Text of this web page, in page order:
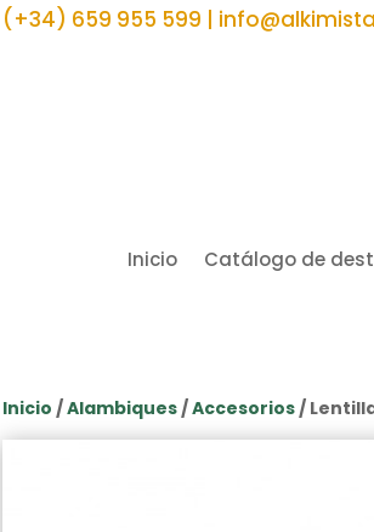
(+34) 659 955 599 |
Inicio Catálogo de
Inicio /Alambiques /Accesorios /